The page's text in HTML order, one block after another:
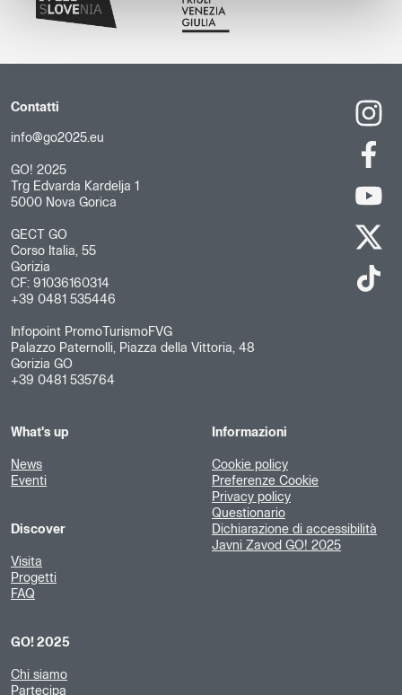
Contatti
info@go2025.eu
GO! 2025
Trg Edvarda Kardelja 1
5000 Nova Gorica
GECT GO
Corso Italia, 55
Gorizia
CF: 91036160314
+39 0481 535446
Infopoint PromoTurismoFVG
Palazzo Paternolli, Piazza della Vittoria, 48
Gorizia GO
+39 0481 535764
What's up
News
Eventi
Discover
Visita
Progetti
FAQ
GO! 2025
Chi siamo
Partecipa
Informazioni
Cookie policy
Preferenze Cookie
Privacy policy
Questionario
Dichiarazione di accessibilità
Javni Zavod GO! 2025